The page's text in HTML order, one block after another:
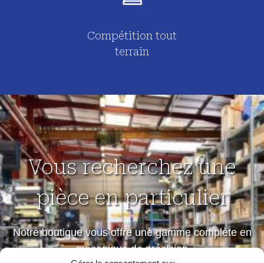
Compétition tout
terrain
Vous recherchez une
pièce en particulier
Notre boutique vous offre une gamme complète en
mécanique de précision